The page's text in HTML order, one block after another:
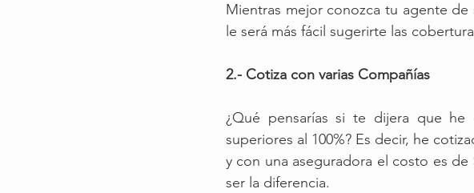
Mientras mejor conozca tu agente
le será más fácil sugerirte las
2.- Cotiza con varias Compañías
¿Qué pensarías si te dijera que
superiores al 100%? Es decir, he
y con una aseguradora el costo es
ser la diferencia.